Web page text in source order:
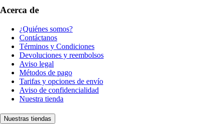
Acerca de
¿Quiénes somos?
Contáctanos
Términos y Condiciones
Devoluciones y reembolsos
Aviso legal
Métodos de pago
Tarifas y opciones de envío
Aviso de confidencialidad
Nuestra tienda
Nuestras tiendas